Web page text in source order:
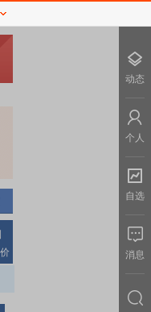
动态
个人
自选
消息